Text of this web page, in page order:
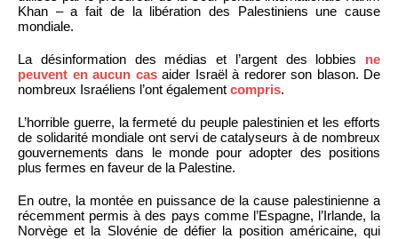
Khan – a fait de la libération des Palestiniens une cause
mondiale.
La désinformation des médias et l’argent des lobbies ne
peuvent en aucun casaider Israël à redorer son blason. De
nombreux Israéliens l’ont également compris.
L’horrible guerre, la fermeté du peuple palestinien et les efforts
de solidarité mondiale ont servi de catalyseurs à de nombreux
gouvernements dans le monde pour adopter des positions
plus fermes en faveur de la Palestine.
En outre, la montée en puissance de la cause palestinienne a
récemment permis à des pays comme l’Espagne, l’Irlande, la
Norvège et la Slovénie de défier la position américaine, qui